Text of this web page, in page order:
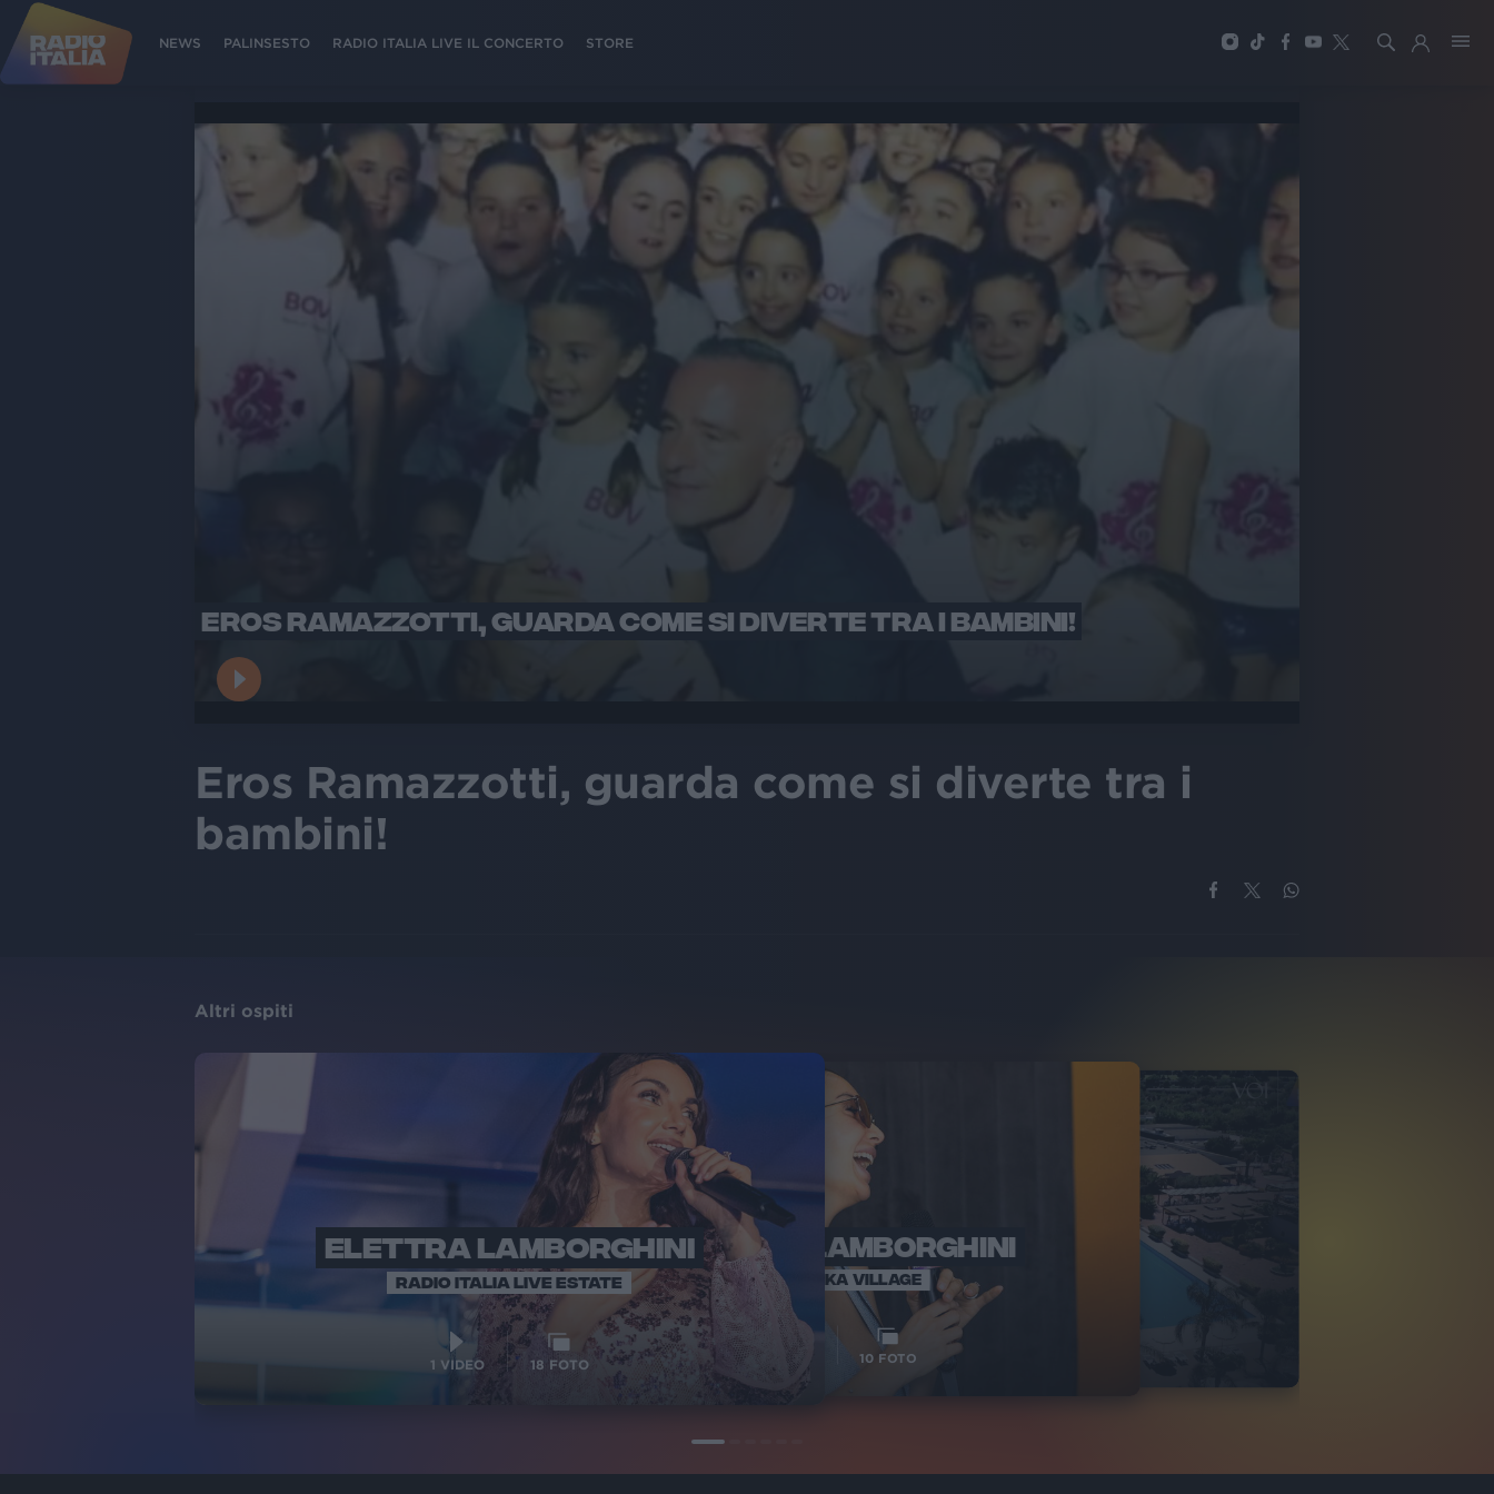
NEWS PALINSESTO RADIO ITALIA LIVE IL CONCERTO STORE
EROS RAMAZZOTTI, GUARDA COME SI DIVERTE TRA I BAMBINI!
Eros Ramazzotti, guarda come si diverte tra i
bambini!
Altri ospiti
ELETTRA LAMBORGHINI
RADIO ITALIA LIVE ESTATE
1 VIDEO 18 FOTO
ELETTRA LAMBORGHINI
VOI TANKA VILLAGE
10 FOTO
RADIO ITALIA
VOI TANKA VILLAGE